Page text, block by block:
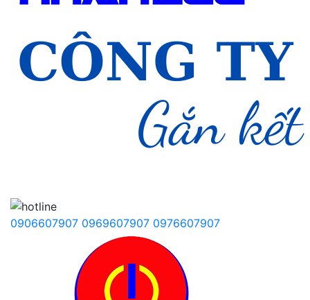
0906607907 0969607907 0976607907